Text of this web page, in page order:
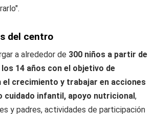
del centro
a alrededor de 300 niños a partir de
14 años con el objetivo de
el crecimiento y trabajar en acciones
cuidado infantil, apoyo nutricional,
y padres, actividades de participación